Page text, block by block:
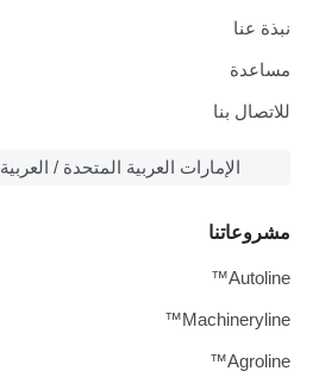
نبذة عنا
مساعدة
للاتصال بنا
الإمارات العربية المتحدة / العربية
مشروعاتنا
Autoline™
Machineryline™
Agroline™